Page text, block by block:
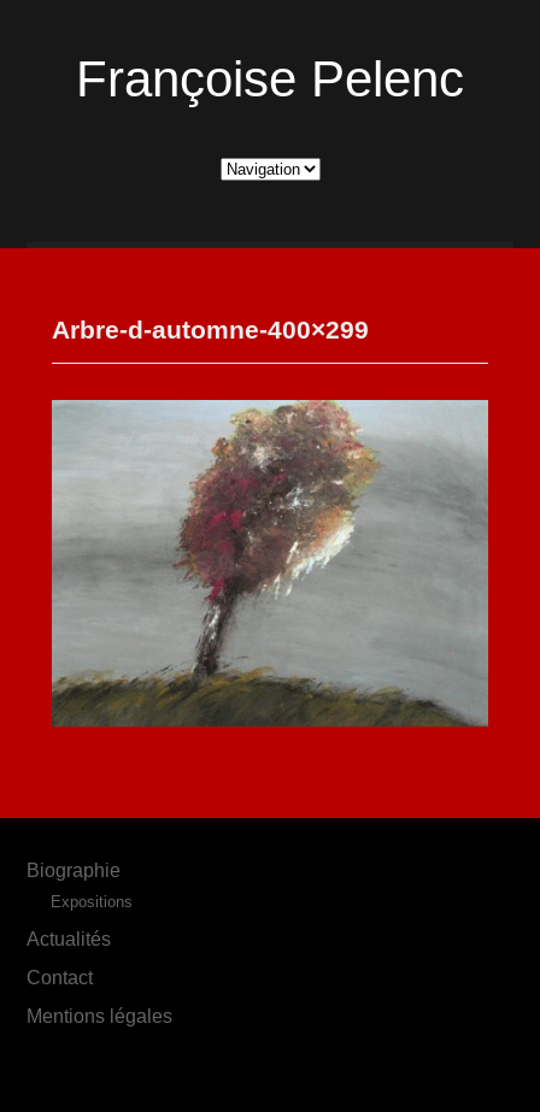
Françoise Pelenc
Arbre-d-automne-400×299
Biographie
Expositions
Actualités
Contact
Mentions légales